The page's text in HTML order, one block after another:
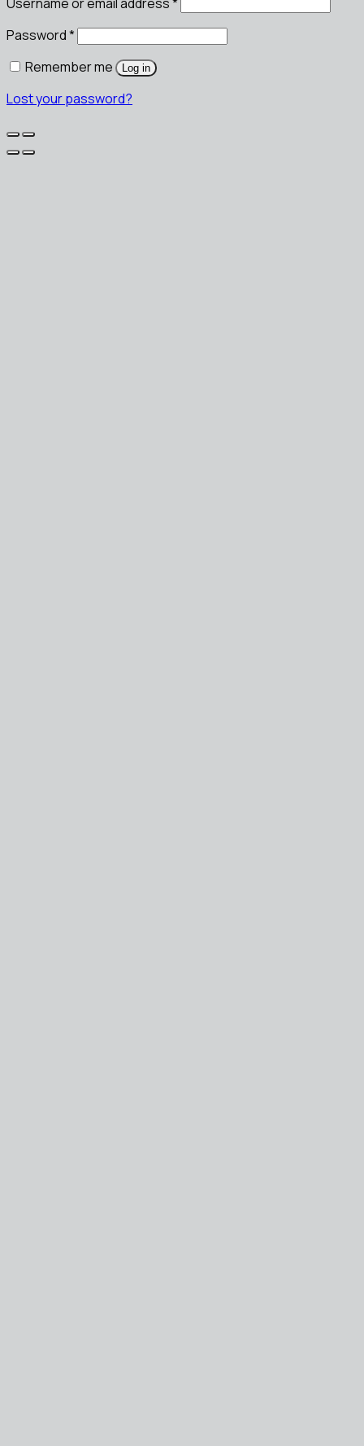
Password*
Remember me
Log in
Lost your password?